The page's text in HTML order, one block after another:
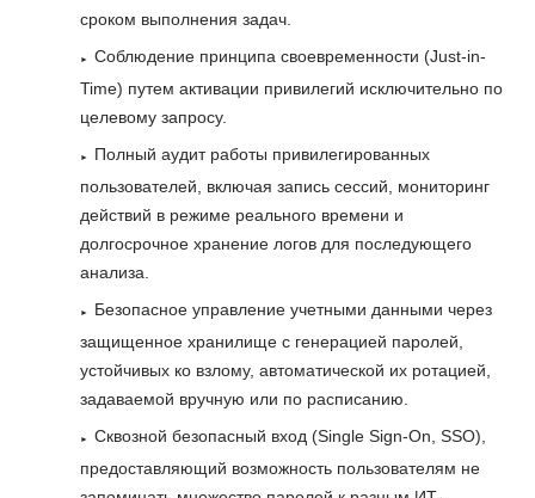
сроком выполнения задач.
Соблюдение принципа своевременности (Just-in-
Time) путем активации привилегий исключительно по
целевому запросу.
Полный аудит работы привилегированных
пользователей, включая запись сессий, мониторинг
действий в режиме реального времени и
долгосрочное хранение логов для последующего
анализа.
Безопасное управление учетными данными через
защищенное хранилище с генерацией паролей,
устойчивых ко взлому, автоматической их ротацией,
задаваемой вручную или по расписанию.
Сквозной безопасный вход (Single Sign-On, SSO),
предоставляющий возможность пользователям не